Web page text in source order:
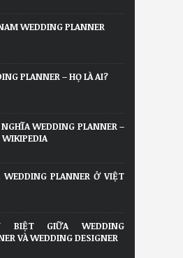
WEDDING PLANNER
PLANNER – HỌ LÀ AI?
WEDDING PLANNER –
WIKIPEDIA
WEDDING PLANNER Ở VIỆT
BIỆT GIỮA WEDDING
VÀ WEDDING DESIGNER